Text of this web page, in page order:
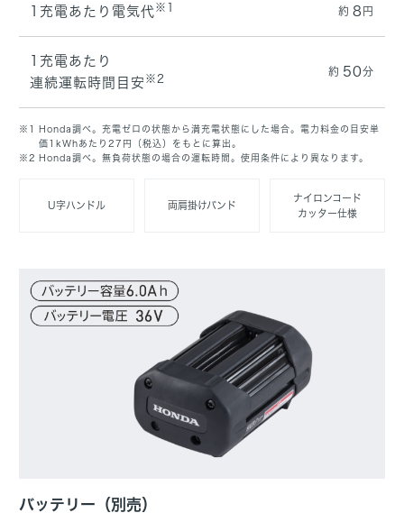
1充電あたり電気代 ※1 約 8 円
1充電あたり
連続運転時間目安 ※2
約 50分
※1
Honda調べ。充電ゼロの状態から満充電状態にした場合。電力料金の目安単
価1kWhあたり27円（税込）をもとに算出。
※2 Honda調べ。無負荷状態の場合の運転時間。使用条件により異なります。
U字ハンドル 両肩掛けバンド
ナイロンコード
カッター仕様
バッテリー（別売）